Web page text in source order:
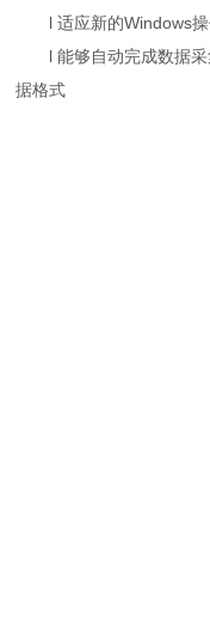
l 适应新的Windows操
l 能够自动完成数据采集
据格式